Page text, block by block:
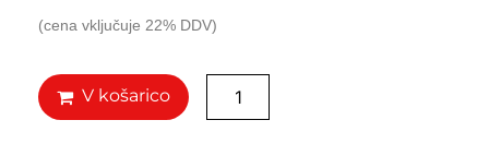
(cena vključuje 22% DDV)
V košarico